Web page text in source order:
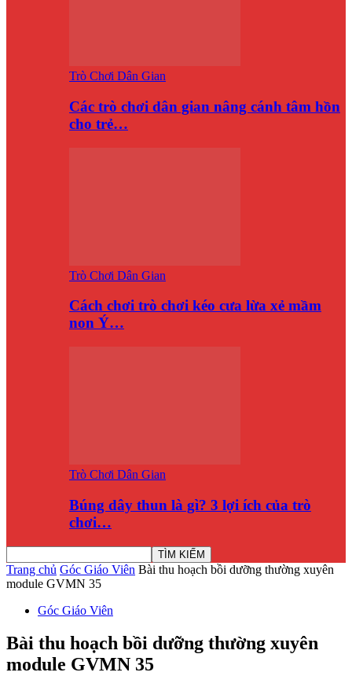
Trò Chơi Dân Gian
Các trò chơi dân gian nâng cánh tâm hồn
cho trẻ…
Trò Chơi Dân Gian
Cách chơi trò chơi kéo cưa lừa xẻ mầm
non Ý…
Trò Chơi Dân Gian
Búng dây thun là gì? 3 lợi ích của trò
chơi…
Trang chủ Góc Giáo Viên Bài thu hoạch bồi dưỡng thường xuyên
module GVMN 35
Góc Giáo Viên
Bài thu hoạch bồi dưỡng thường xuyên
module GVMN 35